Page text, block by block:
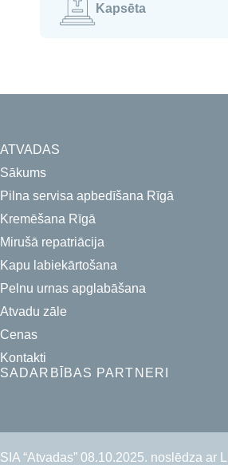
Kapsēta
ATVADAS
Sākums
Pilna servisa apbedīšana Rīgā
Kremēšana Rīgā
Mirušā repatriācija
Kapu labiekārtošana
Pelnu urnas apglabāšana
Atvadu zāle
Cenas
Kontakti
SADARBĪBAS PARTNERI
SIA “Atvadas” 08.10.2025. noslēdza